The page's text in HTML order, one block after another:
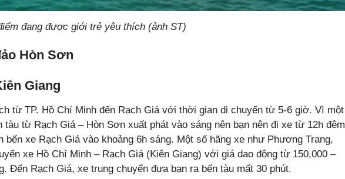
đang được giới trẻ yêu thích (ảnh ST)
Hòn Sơn
Giang
từ TP. Hồ Chí Minh đến Rạch Giá với thời gian di chuyển từ 5-6 giờ. Vì một
tàu từ Rạch Giá – Hòn Sơn xuất phát vào sáng nên bạn nên đi xe từ 12h đêm
bến xe Rạch Giá vào khoảng 6h sáng. Một số hãng xe như Phương Trang,
xe Hồ Chí Minh – Rạch Giá (Kiên Giang) với giá dao động từ 150,000 –
Đến Rạch Giá, xe trung chuyển đưa bạn ra bến tàu mất 30 phút.